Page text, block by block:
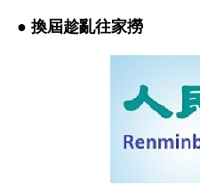
● 換屆趁亂往家撈